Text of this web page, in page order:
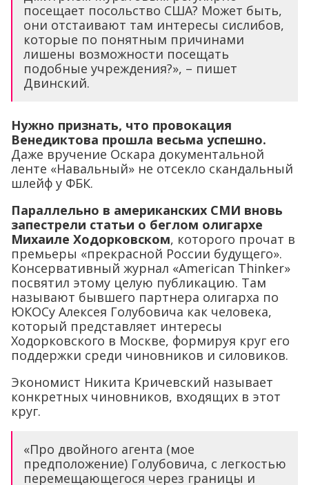
посещает посольство США? Может быть,
они отстаивают там интересы сислибов,
которые по понятным причинами
лишены возможности посещать
подобные учреждения?», – пишет
Двинский.
Нужно признать, что провокация
Венедиктова прошла весьма успешно.
Даже вручение Оскара документальной
ленте «Навальный» не отсекло скандальный
шлейф у ФБК.
Параллельно в американских СМИ вновь
запестрели статьи о беглом олигархе
Михаиле Ходорковском, которого прочат в
премьеры «прекрасной России будущего».
Консервативный журнал «American Thinker»
посвятил этому целую публикацию. Там
называют бывшего партнера олигарха по
ЮКОСу Алексея Голубовича как человека,
который представляет интересы
Ходорковского в Москве, формируя круг его
поддержки среди чиновников и силовиков.
Экономист Никита Кричевский называет
конкретных чиновников, входящих в этот
круг.
«Про двойного агента (мое
предположение) Голубовича, с легкостью
перемещающегося через границы и